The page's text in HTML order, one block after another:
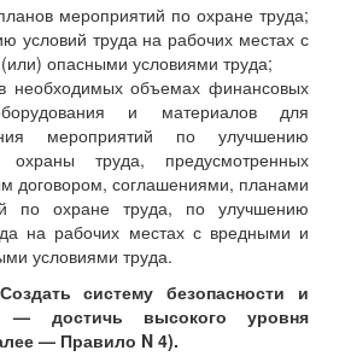
мероприятий по охране труда;
условий труда на рабочих местах с
опасными условиями труда;
необходимых объемах финансовых
и материалов для
мероприятий по улучшению
труда, предусмотренных
договором, соглашениями, планами
по охране труда, по улучшению
на рабочих местах с вредными и
условиями труда.
систему безопасности и
— достичь высокого уровня
— Правило N 4).